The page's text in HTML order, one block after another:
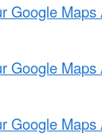
Google Maps
Google Maps
Google Maps